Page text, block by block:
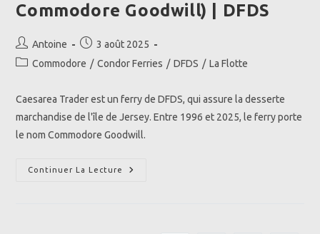
Commodore Goodwill) | DFDS
Auteur/autrice
de
Antoine
Publication
publiée :
3 août 2025
PostCommodore / Condor Ferries / DFDS / La Flotte
Caesarea Trader est un ferry de DFDS, qui assure la desserte
marchandise de l'île de Jersey. Entre 1996 et 2025, le ferry porte
le nom Commodore Goodwill.
Continuer La Lecture
M/V
Goodwill)